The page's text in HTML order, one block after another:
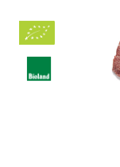
Bio
BLa